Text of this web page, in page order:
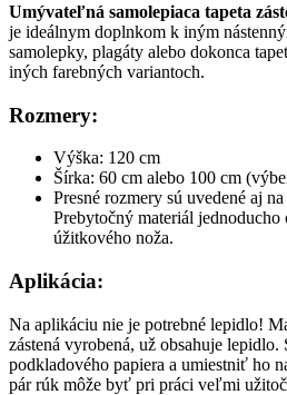
Umývateľná samolepiaca tapeta
je ideálnym doplnkom k iným
samolepky, plagáty alebo dokonca
iných farebných variantoch.
Rozmery:
Výška: 120 cm
Šírka: 60 cm alebo 100 cm
Presné rozmery sú uvedené aj
Prebytočný materiál jednoducho
úžitkového noža.
Aplikácia:
Na aplikáciu nie je potrebné lepidlo!
zástená vyrobená, už obsahuje
podkladového papiera a umiestniť ho
pár rúk môže byť pri práci veľmi